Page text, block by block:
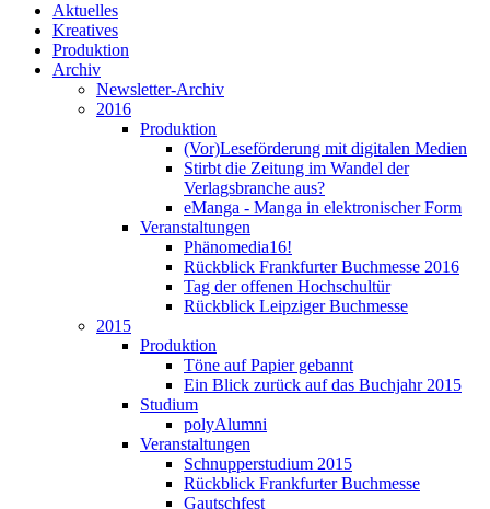
Aktuelles
Kreatives
Produktion
Archiv
Newsletter-Archiv
2016
Produktion
(Vor)Leseförderung mit digitalen Medien
Stirbt die Zeitung im Wandel der
Verlagsbranche aus?
eManga - Manga in elektronischer Form
Veranstaltungen
Phänomedia16!
Rückblick Frankfurter Buchmesse 2016
Tag der offenen Hochschultür
Rückblick Leipziger Buchmesse
2015
Produktion
Töne auf Papier gebannt
Ein Blick zurück auf das Buchjahr 2015
Studium
polyAlumni
Veranstaltungen
Schnupperstudium 2015
Rückblick Frankfurter Buchmesse
Gautschfest